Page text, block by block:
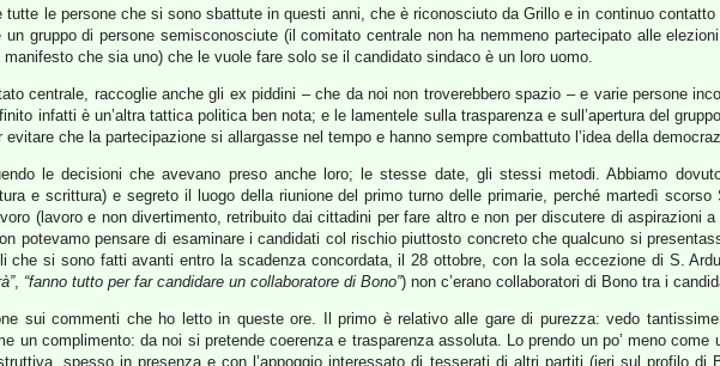
tutte le persone che si sono sbattute in questi anni, che è riconosciuto da Grillo e in continuo
gruppo di persone semisconosciute (il comitato centrale non ha nemmeno partecipato alle
che sia uno) che le vuole fare solo se il candidato sindaco è un loro uomo.
centrale, raccoglie anche gli ex piddini – che da noi non troverebbero spazio – e varie persone
infatti è un’altra tattica politica ben nota; e le lamentele sulla trasparenza e sull’apertura del
che la partecipazione si allargasse nel tempo e hanno sempre combattuto l’idea della
le decisioni che avevano preso anche loro; le stesse date, gli stessi metodi. Abbiamo
e scrittura) e segreto il luogo della riunione del primo turno delle primarie, perché martedì scorso
(lavoro e non divertimento, retribuito dai cittadini per fare altro e non per discutere di aspirazioni
potevamo pensare di esaminare i candidati col rischio piuttosto concreto che qualcuno si
che si sono fatti avanti entro la scadenza concordata, il 28 ottobre, con la sola eccezione di S.
, “fanno tutto per far candidare un collaboratore di Bono”) non c’erano collaboratori di Bono tra i
sui commenti che ho letto in queste ore. Il primo è relativo alle gare di purezza: vedo
un complimento: da noi si pretende coerenza e trasparenza assoluta. Lo prendo un po’ meno come
spesso in presenza e con l’appoggio interessato di tesserati di altri partiti (ieri sul profilo di